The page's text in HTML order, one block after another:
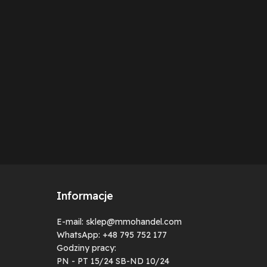
Informacje
E-mail: sklep@mmohandel.com
WhatsApp: +48 795 752 177
Godziny pracy:
PN - PT 15/24 SB-ND 10/24